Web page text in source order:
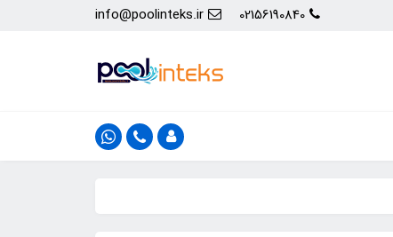
02156190840
info@poolinteks.ir